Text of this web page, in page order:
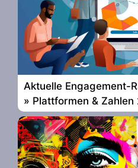
Aktuelle Engagement-
» Plattformen & Zahlen